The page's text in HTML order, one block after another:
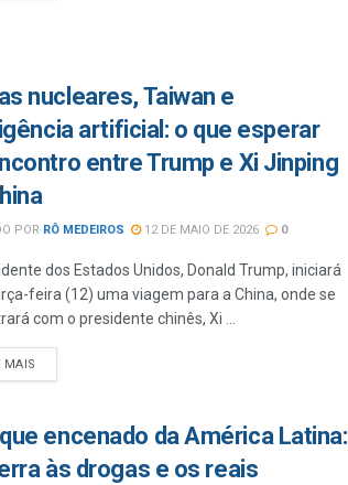
nucleares, Taiwan e
artificial: o que esperar
entre Trump e Xi Jinping
POR RÔ MEDEIROS 12 DE MAIO DE 2026 0
dos Estados Unidos, Donald Trump, iniciará
feira (12) uma viagem para a China, onde se
com o presidente chinês, Xi ...
MAIS
encenado da América Latina:
às drogas e os reais